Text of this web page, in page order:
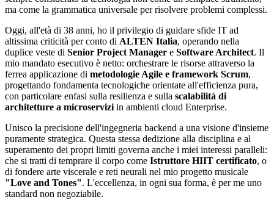
ma come la grammatica universale per risolvere problemi complessi.
Oggi, all'età di 38 anni, ho il privilegio di guidare sfide IT ad
altissima criticità per conto di ALTEN Italia, operando nella
duplice veste di Senior Project Manager e Software Architect. Il
mio mandato esecutivo è netto: orchestrare le risorse attraverso la
ferrea applicazione di metodologie Agile e framework Scrum,
progettando fondamenta tecnologiche orientate all'efficienza pura,
con particolare enfasi sulla resilienza e sulla scalabilità di
architetture a microservizi in ambienti cloud Enterprise.
Unisco la precisione dell'ingegneria backend a una visione d'insieme
puramente strategica. Questa stessa dedizione alla disciplina e al
superamento dei propri limiti governa anche i miei interessi paralleli:
che si tratti di temprare il corpo come Istruttore HIIT certificato, o
di fondere arte viscerale e reti neurali nel mio progetto musicale
"Love and Tones". L'eccellenza, in ogni sua forma, è per me uno
standard non negoziabile.